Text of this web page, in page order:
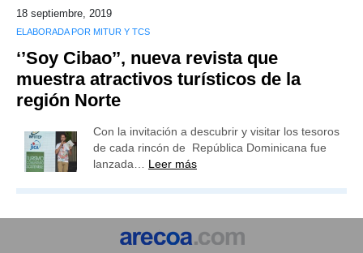
18 septiembre, 2019
ELABORADA POR MITUR Y TCS
‘’Soy Cibao’’, nueva revista que
muestra atractivos turísticos de la
región Norte
Con la invitación a descubrir y visitar los tesoros
de cada rincón de República Dominicana fue
lanzada… Leer más